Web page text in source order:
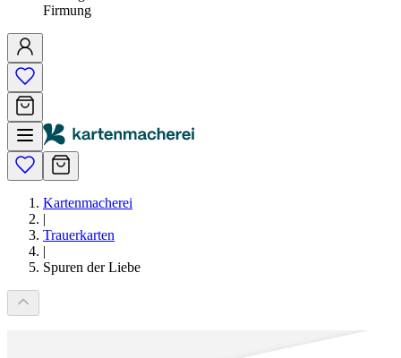
Firmung
Kartenmacherei
|
Trauerkarten
|
Spuren der Liebe